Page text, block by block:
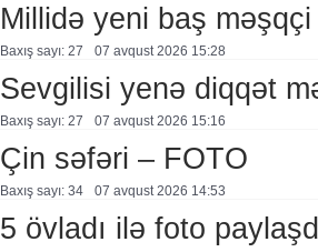
Millidə yeni baş məşqçi
Baxış sayı: 27 07 avqust 2026 15:28
Sevgilisi yenə diqqət
Baxış sayı: 27 07 avqust 2026 15:16
Çin səfəri – FOTO
Baxış sayı: 34 07 avqust 2026 14:53
5 övladı ilə foto